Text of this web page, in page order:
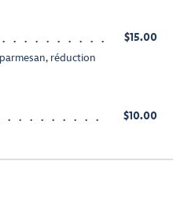
réduction
$15.00
$10.00